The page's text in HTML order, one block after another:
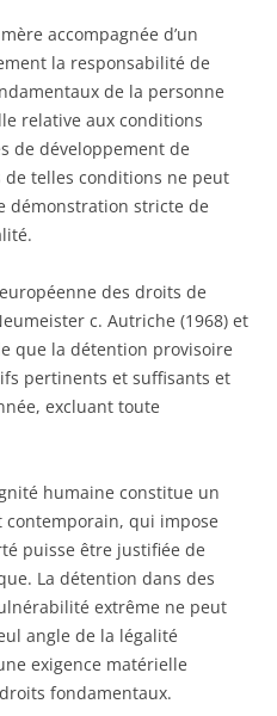
accompagnée d’un
la responsabilité de
de la personne
relative aux conditions
de développement de
de telles conditions ne peut
démonstration stricte de
des droits de
c. Autriche (1968) et
que la détention provisoire
pertinents et suffisants et
excluant toute
humaine constitue un
qui impose
puisse être justifiée de
La détention dans des
extrême ne peut
angle de la légalité
exigence matérielle
fondamentaux.